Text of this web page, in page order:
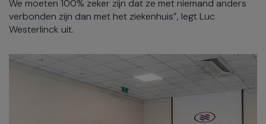
We moeten 100% zeker zijn dat ze met niemand anders
verbonden zijn dan met het ziekenhuis”, legt Luc
Westerlinck uit.